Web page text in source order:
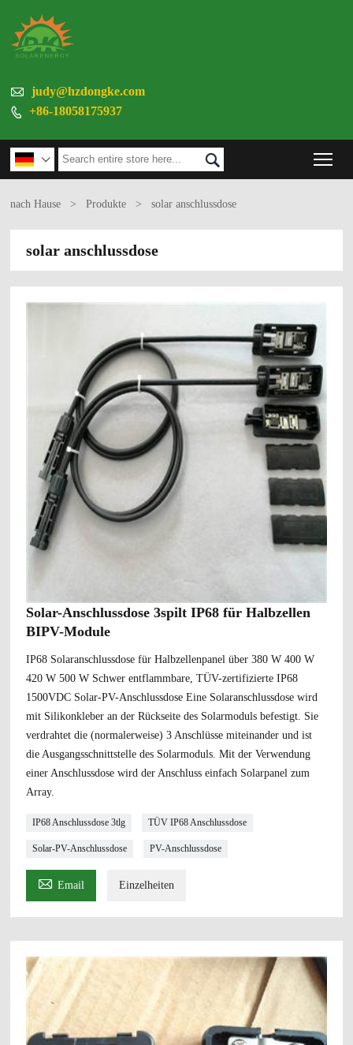
 judy@hzdongke.com
 +86-18058175937
 
nach Hause > Produkte > solar anschlussdose
solar anschlussdose
Solar-Anschlussdose 3spilt IP68 für Halbzellen
BIPV-Module
IP68 Solaranschlussdose für Halbzellenpanel über 380 W 400 W
420 W 500 W Schwer entflammbare, TÜV-zertifizierte IP68
1500VDC Solar-PV-Anschlussdose Eine Solaranschlussdose wird
mit Silikonkleber an der Rückseite des Solarmoduls befestigt. Sie
verdrahtet die (normalerweise) 3 Anschlüsse miteinander und ist
die Ausgangsschnittstelle des Solarmoduls. Mit der Verwendung
einer Anschlussdose wird der Anschluss einfach Solarpanel zum
Array.
IP68 Anschlussdose 3tlg TÜV IP68 Anschlussdose
Solar-PV-Anschlussdose PV-Anschlussdose
 Email Einzelheiten